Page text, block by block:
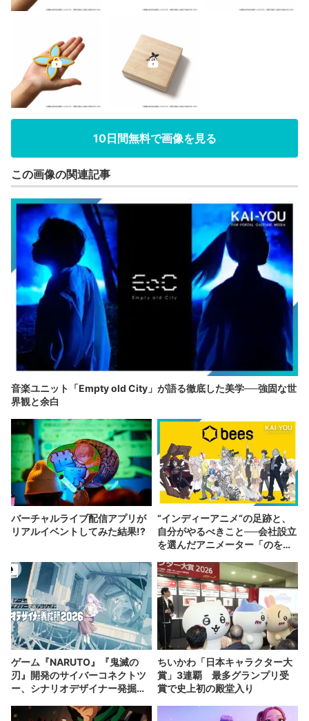
10日間無料で画像を見る
この画像の関連記事
音楽ユニット「Empty old City」が語る徹底した美学──強固な世
界観と余白
バーチャルライブ配信アプリが
リアルイベントしてみた結果!?
“インディーアニメ“の足跡と、
自分がやるべきこと──会社設立
を選んだアニメーター「のを
ゲーム『NARUTO』『鬼滅の
刃』開発のサイバーコネクトツ
ー、シナリオデザイナー発掘企
ちいかわ「日本キャラクター大
賞」3連覇 最多グランプリ受
賞で史上初の殿堂入り